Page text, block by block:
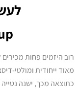
רוב היזמים פחות
מאוד ייחודית ומולטי-
כתוצאה מכך, ישנה